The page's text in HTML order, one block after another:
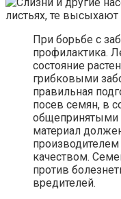
При борьбе с
профилактика.
состояние
грибковыми
правильная
посев семян, в
общепринятыми
материал
производителем
качеством.
против
вредителей.